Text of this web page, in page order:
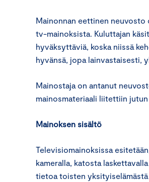
Mainonnan eettinen
tv-mainoksista. Kuluttajan
hyväksyttäviä, koska niissä
hyvänsä, jopa lainvastaisesti,
Mainostaja on antanut
mainosmateriaali liitettiin
Mainoksen sisältö
Televisiomainoksissa
kameralla, katosta
tietoa toisten